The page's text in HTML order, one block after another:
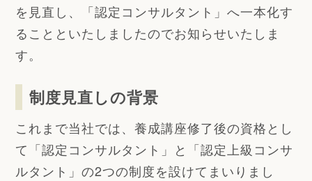
を見直し、「認定コンサルタント」へ一本化す
ることといたしましたのでお知らせいたしま
す。
制度見直しの背景
これまで当社では、養成講座修了後の資格とし
て「認定コンサルタント」と「認定上級コンサ
ルタント」の2つの制度を設けてまいりまし